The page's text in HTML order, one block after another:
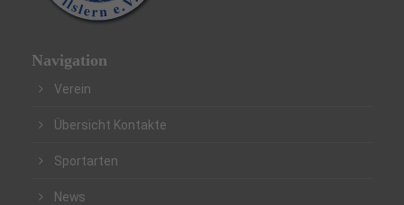
Navigation
Verein
Übersicht Kontakte
Sportarten
News